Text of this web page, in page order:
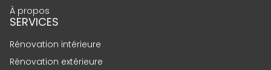
À propos
SERVICES
Rénovation intérieure
Rénovation extérieure